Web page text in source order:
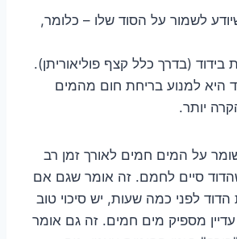
לשמור על הסוד שלו – כלומר,
(בדרך כלל קצף פוליאוריתן).
היא למנוע בריחת חום מהמים
יותר.
על המים חמים לאורך זמן רב
סיים לחמם. זה אומר שגם אם
לפני כמה שעות, יש סיכוי טוב
מספיק מים חמים. זה גם אומר